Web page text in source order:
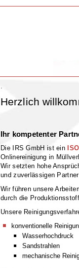
.
Herzlich
Ihr kompetenter
Die IRS GmbH ist ein
Onlinereinigung in
Wir setzten hohe
und zuverlässigen
Wir führen unsere
durch die
Unsere
konventionelle
Wasserhochdruck
Sandstrahlen
mechanische